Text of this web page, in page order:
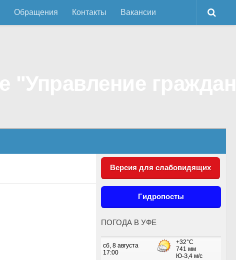
Обращения Контакты Вакансии
Версия для слабовидящих
Гидропосты
ПОГОДА В УФЕ